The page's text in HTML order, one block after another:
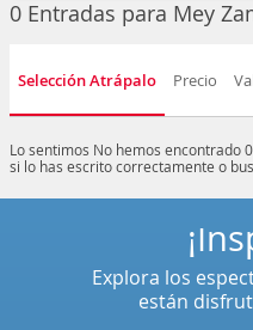
0 Entradas para Mey
Selección Atrápalo Precio
Lo sentimos No hemos encontrado
si lo has escrito correctamente o
Explora los
están